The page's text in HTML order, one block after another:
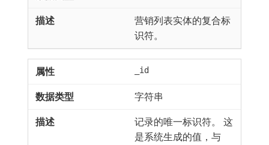
营销列表实体的复合标
识符。
_id
字符串
记录的唯一标识符。 这
是系统生成的值，与